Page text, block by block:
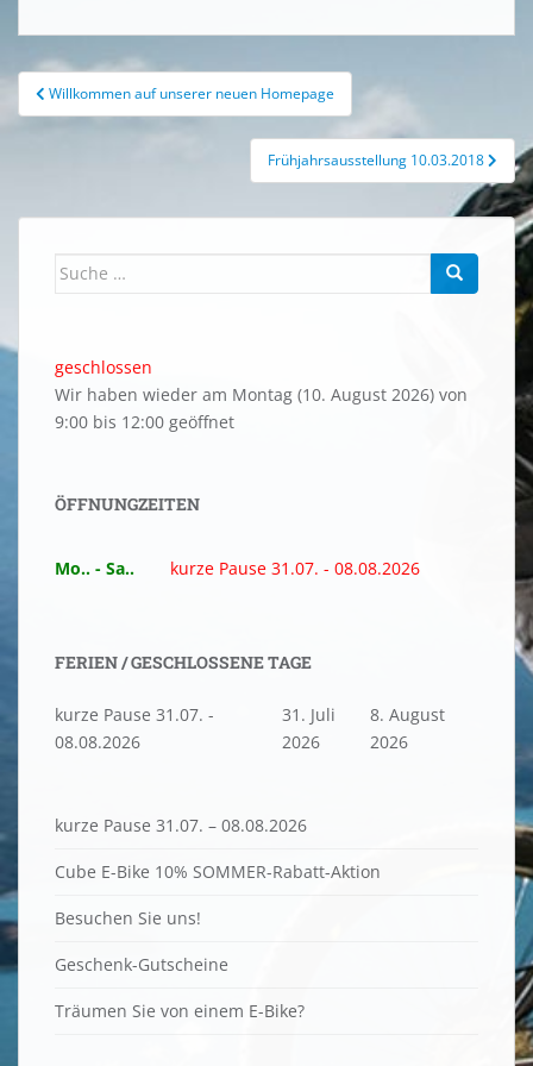
e
b
o
e
n
g
er e
st
s
A
p
p
l y
Li
k
Beitragsnavigation
Willkommen auf unserer neuen Homepage
Frühjahrsausstellung 10.03.2018
Suche
geschlossen
Wir haben wieder am Montag (10. August 2026) von
9:00 bis 12:00 geöffnet
ÖFFNUNGZEITEN
Mo.. - Sa.. kurze Pause 31.07. - 08.08.2026
FERIEN / GESCHLOSSENE TAGE
kurze Pause 31.07. -
08.08.2026
31. Juli
2026
8. August
2026
kurze Pause 31.07. – 08.08.2026
Cube E-Bike 10% SOMMER-Rabatt-Aktion
Besuchen Sie uns!
Geschenk-Gutscheine
Träumen Sie von einem E-Bike?